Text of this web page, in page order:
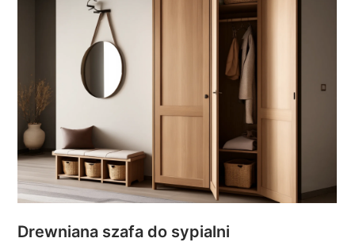
Drewniana szafa do sypialni